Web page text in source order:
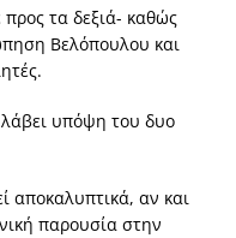
τα δεξιά- καθώς
Βελόπουλου και
λάβει υπόψη του δυο
αποκαλυπτικά, αν και
παρουσία στην